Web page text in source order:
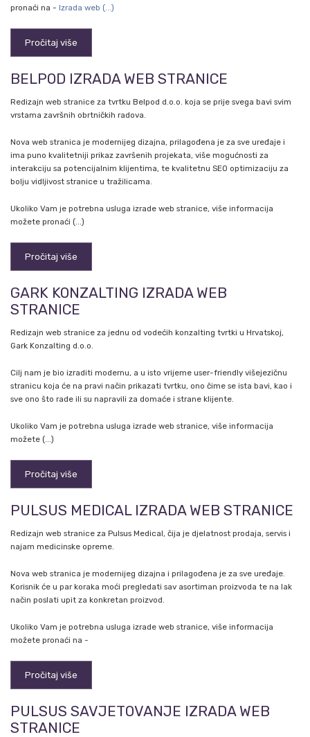
pronaći na - Izrada web (...)
Pročitaj više
BELPOD IZRADA WEB STRANICE
Redizajn web stranice za tvrtku Belpod d.o.o. koja se prije svega bavi svim
vrstama završnih obrtničkih radova.
Nova web stranica je modernijeg dizajna, prilagođena je za sve uređaje i
ima puno kvalitetniji prikaz završenih projekata, više mogućnosti za
interakciju sa potencijalnim klijentima, te kvalitetnu SEO optimizaciju za
bolju vidljivost stranice u tražilicama.
Ukoliko Vam je potrebna usluga izrade web stranice, više informacija
možete pronaći (...)
Pročitaj više
GARK KONZALTING IZRADA WEB
STRANICE
Redizajn web stranice za jednu od vodećih konzalting tvrtki u Hrvatskoj,
Gark Konzalting d.o.o.
Cilj nam je bio izraditi modernu, a u isto vrijeme user-friendly višejezičnu
stranicu koja će na pravi način prikazati tvrtku, ono čime se ista bavi, kao i
sve ono što rade ili su napravili za domaće i strane klijente.
Ukoliko Vam je potrebna usluga izrade web stranice, više informacija
možete (...)
Pročitaj više
PULSUS MEDICAL IZRADA WEB STRANICE
Redizajn web stranice za Pulsus Medical, čija je djelatnost prodaja, servis i
najam medicinske opreme.
Nova web stranica je modernijeg dizajna i prilagođena je za sve uređaje.
Korisnik će u par koraka moći pregledati sav asortiman proizvoda te na lak
način poslati upit za konkretan proizvod.
Ukoliko Vam je potrebna usluga izrade web stranice, više informacija
možete pronaći na -
Pročitaj više
PULSUS SAVJETOVANJE IZRADA WEB
STRANICE